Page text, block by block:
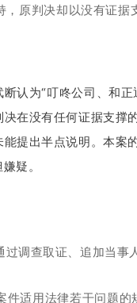
原判决却以没有证
认为“叮咚公司、和
在没有任何证据支
提出半点说明。本
疑。
调查取证、追加当事
件适用法律若干问题